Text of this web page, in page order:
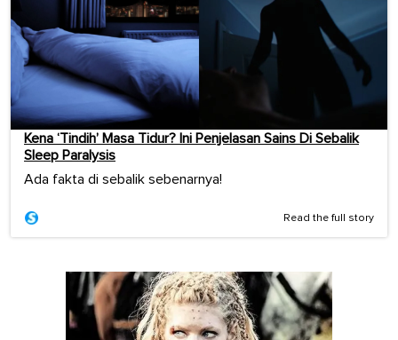
Kena ‘Tindih’ Masa Tidur? Ini Penjelasan Sains Di Sebalik
Sleep Paralysis
Ada fakta di sebalik sebenarnya!
Read the full story